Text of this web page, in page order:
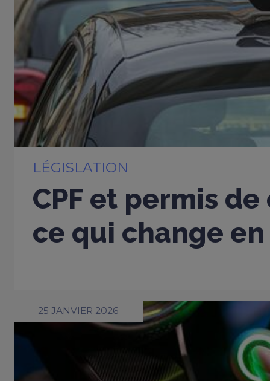
LÉGISLATION
CPF et permis
ce qui change
25 JANVIER 2026